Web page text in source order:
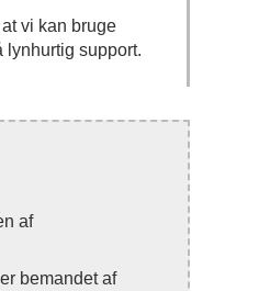
vi kan bruge
lynhurtig support.
af
bemandet af